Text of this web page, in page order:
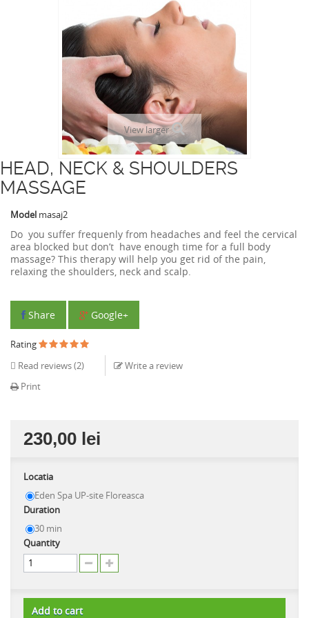
View larger
HEAD, NECK & SHOULDERS
MASSAGE
Model masaj2
Do you suffer frequenly from headaches and feel the cervical
area blocked but don’t have enough time for a full body
massage? This therapy will help you get rid of the pain,
relaxing the shoulders, neck and scalp.
Share Google+
Rating
Read reviews (2)
Write a review
Print
230,00 lei
Locatia
Eden Spa UP-site Floreasca
Duration
30 min
Quantity
Add to cart